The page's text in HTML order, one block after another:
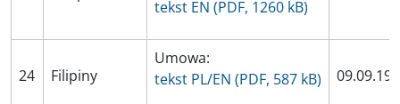
tekst EN (PDF, 1260 kB)
24 Filipiny
Umowa:
tekst PL/EN (PDF, 587 kB)